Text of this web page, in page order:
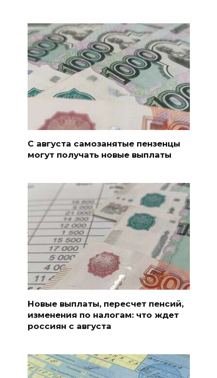
С августа самозанятые пензенцы
могут получать новые выплаты
Новые выплаты, пересчет пенсий,
изменения по налогам: что ждет
россиян с августа